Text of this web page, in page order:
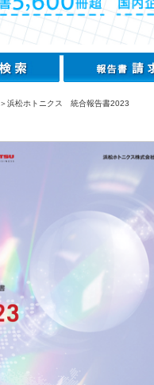
＞浜松ホトニクス 統合報告書2023